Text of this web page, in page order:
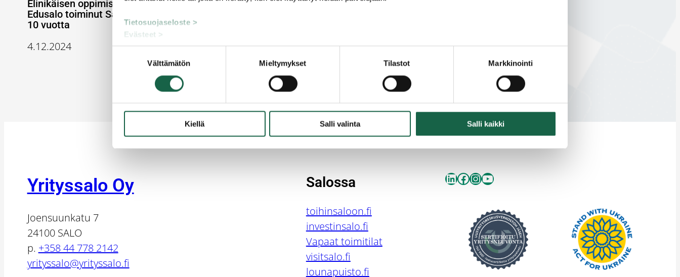
Tietosuojaseloste >
Evästeet >
Välttämätön Mieltymykset Tilastot Markkinointi
Kiellä Salli valinta Salli kaikki
Elinikäisen oppimisen edelläkävijä –
Edusalo toiminut Salon työelämän tukena jo
10 vuotta
4.12.2024
Yrityssalo Oy
Joensuunkatu 7
24100 SALO
p. +358 44 778 2142
yrityssalo@yrityssalo.fi
Salossa
toihinsaloon.fi
investinsalo.fi
Vapaat toimitilat
visitsalo.fi
lounapuisto.fi
LinkedIn
Facebook
Instagram
YouTube